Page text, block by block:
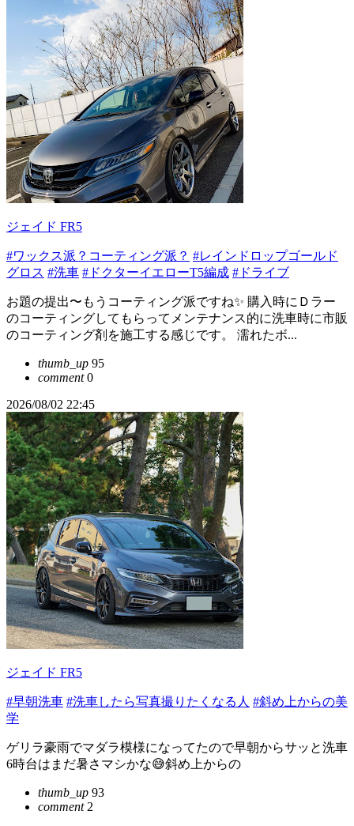
ジェイド FR5
#ワックス派？コーティング派？ #レインドロップゴールド
グロス #洗車 #ドクターイエローT5編成 #ドライブ
お題の提出〜もうコーティング派ですね✨ 購入時にＤラー
のコーティングしてもらってメンテナンス的に洗車時に市販
のコーティング剤を施工する感じです。 濡れたボ...
thumb_up 95
comment0
2026/08/02 22:45
ジェイド FR5
#早朝洗車 #洗車したら写真撮りたくなる人 #斜め上からの美
学
ゲリラ豪雨でマダラ模様になってたので早朝からサッと洗車
6時台はまだ暑さマシかな😅斜め上からの
thumb_up 93
comment2